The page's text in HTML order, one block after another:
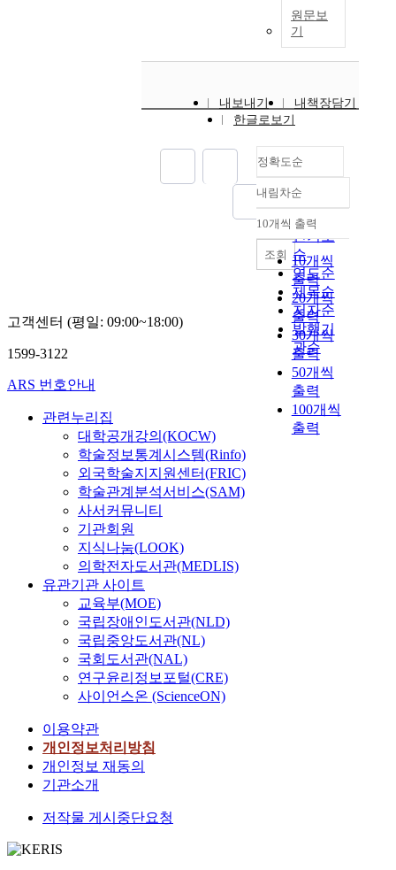
원문보
기
내보내기
내책장담기
한글로보기
정확도순
정확도
순
인기도
순
연도순
제목순
저자순
발행기
관순
내림차순
내림차순
10개씩 출력
10개씩
출력
20개씩
출력
30개씩
출력
50개씩
출력
100개씩
출력
조회
고객센터 (평일: 09:00~18:00)
1599-3122
ARS 번호안내
관련누리집
대학공개강의(KOCW)
학술정보통계시스템(Rinfo)
외국학술지지원센터(FRIC)
학술관계분석서비스(SAM)
사서커뮤니티
기관회원
지식나눔(LOOK)
의학전자도서관(MEDLIS)
유관기관 사이트
교육부(MOE)
국립장애인도서관(NLD)
국립중앙도서관(NL)
국회도서관(NAL)
연구윤리정보포털(CRE)
사이언스온 (ScienceON)
이용약관
개인정보처리방침
개인정보 재동의
기관소개
저작물 게시중단요청